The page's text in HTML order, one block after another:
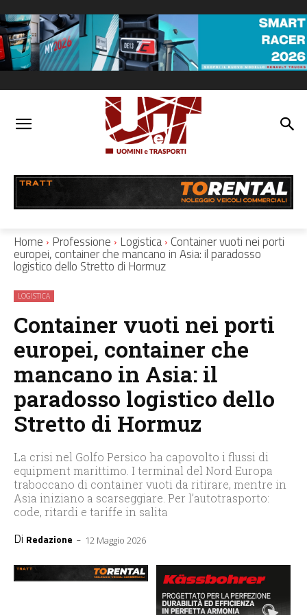
Home Professione Logistica Container vuoti nei porti
europei, container che mancano in Asia: il paradosso
logistico dello Stretto di Hormuz
LOGISTICA
Container vuoti nei porti
europei, container che
mancano in Asia: il
paradosso logistico dello
Stretto di Hormuz
La crisi nel Golfo Persico ha capovolto i flussi di
equipment marittimo. I terminal del Nord Europa
traboccano di container vuoti da ritirare, mentre in
Asia iniziano a scarseggiare. Per l’autotrasporto:
code, ritardi e tariffe in salita
Di Redazione - 12 Maggio 2026